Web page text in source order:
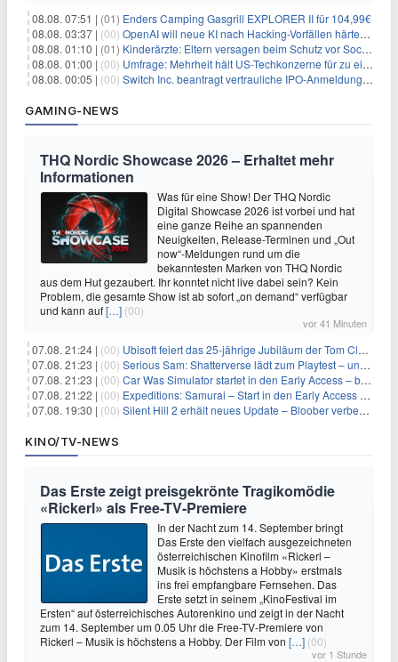
08.08. 07:51 | (01) Enders Camping Gasgrill EXPLORER II für 104,99€
08.08. 03:37 | (00) OpenAI will neue KI nach Hacking-Vorfällen härter überwachen
08.08. 01:10 | (01) Kinderärzte: Eltern versagen beim Schutz vor Social Media
08.08. 01:00 | (00) Umfrage: Mehrheit hält US-Techkonzerne für zu einflussreich
08.08. 00:05 | (00) Switch Inc. beantragt vertrauliche IPO-Anmeldung im Zuge des AI-Booms
GAMING-NEWS
THQ Nordic Showcase 2026 – Erhaltet mehr
Informationen
Was für eine Show! Der THQ Nordic
Digital Showcase 2026 ist vorbei und hat
eine ganze Reihe an spannenden
Neuigkeiten, Release-Terminen und „Out
now“-Meldungen rund um die
bekanntesten Marken von THQ Nordic
aus dem Hut gezaubert. Ihr konntet nicht live dabei sein? Kein
Problem, die gesamte Show ist ab sofort „on demand“ verfügbar
und kann auf[…] (00)
vor 41 Minuten
07.08. 21:24 | (00) Ubisoft feiert das 25-jährige Jubiläum der Tom Clancy’s Ghost Recon-Reihe
07.08. 21:23 | (00) Serious Sam: Shatterverse lädt zum Playtest – und erscheint schon bald!
07.08. 21:23 | (00) Car Was Simulator startet in den Early Access – bald gehts los!
07.08. 21:22 | (00) Expeditions: Samurai – Start in den Early Access ab heute im feudalen Japan
07.08. 19:30 | (00) Silent Hill 2 erhält neues Update – Bloober verbessert Grafik und Performance
KINO/TV-NEWS
Das Erste zeigt preisgekrönte Tragikomödie
«Rickerl» als Free-TV-Premiere
In der Nacht zum 14. September bringt
Das Erste den vielfach ausgezeichneten
österreichischen Kinofilm «Rickerl –
Musik is höchstens a Hobby» erstmals
ins frei empfangbare Fernsehen. Das
Erste setzt in seinem „KinoFestival im
Ersten“ auf österreichisches Autorenkino und zeigt in der Nacht
zum 14. September um 0.05 Uhr die Free-TV-Premiere von
Rickerl – Musik is höchstens a Hobby. Der Film von […] (00)
vor 1 Stunde